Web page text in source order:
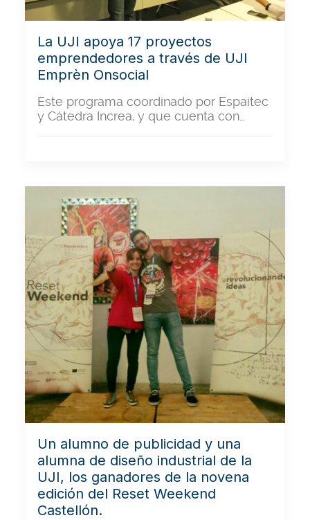
La UJI apoya 17 proyectos
emprendedores a través de UJI
Emprèn Onsocial
Este programa coordinado por Espaitec
y Cátedra Increa, y que cuenta con…
Un alumno de publicidad y una
alumna de diseño industrial de la
UJI, los ganadores de la novena
edición del Reset Weekend
Castellón.